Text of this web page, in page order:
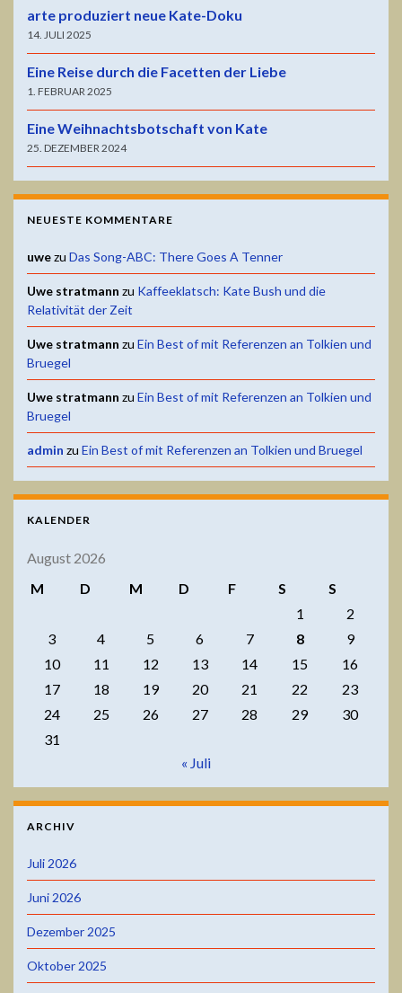
arte produziert neue Kate-Doku
14. JULI 2025
Eine Reise durch die Facetten der Liebe
1. FEBRUAR 2025
Eine Weihnachtsbotschaft von Kate
25. DEZEMBER 2024
NEUESTE KOMMENTARE
uwezu Das Song-ABC: There Goes A Tenner
Uwe stratmann zu Kaffeeklatsch: Kate Bush und die
Relativität der Zeit
Uwe stratmann zu Ein Best of mit Referenzen an Tolkien und
Bruegel
Uwe stratmann zu Ein Best of mit Referenzen an Tolkien und
Bruegel
admin zu Ein Best of mit Referenzen an Tolkien und Bruegel
KALENDER
August 2026
M
D M D F S
S
1
2
3
4 5 6 7 8
9
10
11 12 13 14 15
16
17
18 19 20 21 22
23
24
25 26 27 28 29
30
31
« Juli
ARCHIV
Juli 2026
Juni 2026
Dezember 2025
Oktober 2025